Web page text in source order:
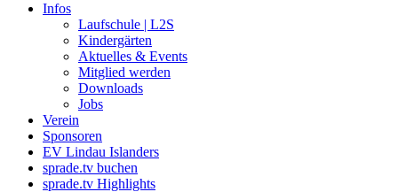
Infos
Laufschule | L2S
Kindergärten
Aktuelles & Events
Mitglied werden
Downloads
Jobs
Verein
Sponsoren
EV Lindau Islanders
sprade.tv buchen
sprade.tv Highlights